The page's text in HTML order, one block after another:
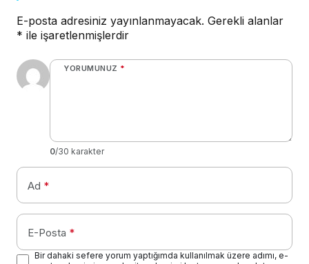
E-posta adresiniz yayınlanmayacak. Gerekli alanlar
* ile işaretlenmişlerdir
YORUMUNUZ *
0/30 karakter
Ad *
E-Posta *
Bir dahaki sefere yorum yaptığımda kullanılmak üzere adımı, e-